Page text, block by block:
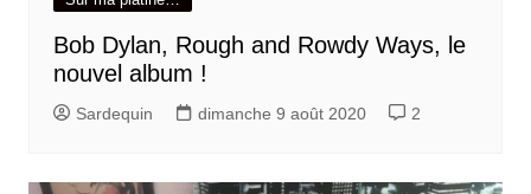
Bob Dylan, Rough and Rowdy Ways, le
nouvel album !
Sardequin dimanche 9 août 2020 2